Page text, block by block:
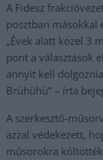
A Fidesz
posztban másokkal
„Évek alatt közel 3
pont a választások
annyit kell
Brühühü” – írta
A szerkesztő-
azzal védekezett,
műsorokra